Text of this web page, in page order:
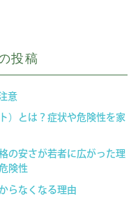
投稿
意
）とは？症状や危険性を家
の安さが若者に広がった理
険性
らなくなる理由